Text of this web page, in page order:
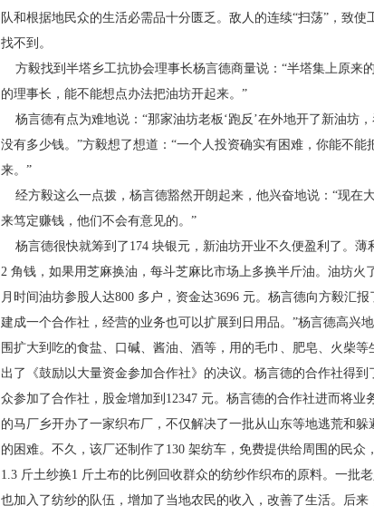
队和根据地民众的生活必需品十分匮乏。敌人的连续“扫荡”，致使
找不到。
方毅找到半塔乡工抗协会理事长杨言德商量说： “半塔集上原来
的理事长，能不能想点办法把油坊开起来。”
杨言德有点为难地说：“那家油坊老板‘跑反’在外地开了新油坊
没有多少钱。”方毅想了想道：“一个人投资确实有困难，你能不能
来。”
经方毅这么一点拨，杨言德豁然开朗起来，他兴奋地说：“现在
来笃定赚钱，他们不会有意见的。”
杨言德很快就筹到了174 块银元，新油坊开业不久便盈利了。薄
2 角钱，如果用芝麻换油，每斗芝麻 比市场上多换半斤油。油坊火
月时间油坊参股人达800 多户，资金达3696 元。杨言德向方毅汇报
建成一个合作社，经营的业务也可以扩展到日用品。”杨言德高兴
围扩大到吃的食盐、口碱、酱油、酒等，用的毛巾、肥皂、火柴等
出了《鼓励以大量资金参加合作社》的决议。杨言德的合作社得到
众参加了合作社，股金增加到12347 元。杨言德的合作社进而将业
的马厂乡开办了一家织布厂，不仅解决了一批从山东等地逃荒和躲
的困难。不久，该厂还制作了130 架纺车，免费提供给周围的民众
1.3 斤土纱换1 斤土布的比例回收群众的纺纱作织布的原料。一批
也加入了纺纱的队伍，增加了当地农民的收入，改善了生活。后来